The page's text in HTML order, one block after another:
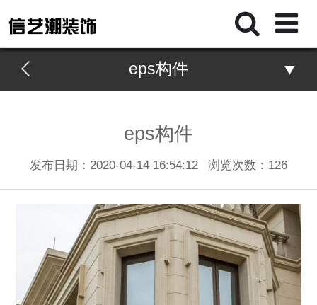
eps构件
eps构件
发布日期：2020-04-14 16:54:12 浏览次数： 126